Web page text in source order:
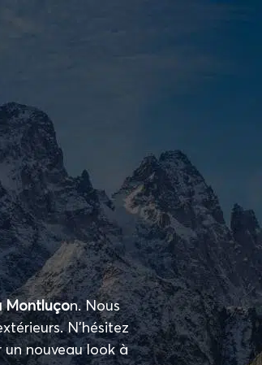
Montluçon. Nous
N’hésitez
nouveau look à